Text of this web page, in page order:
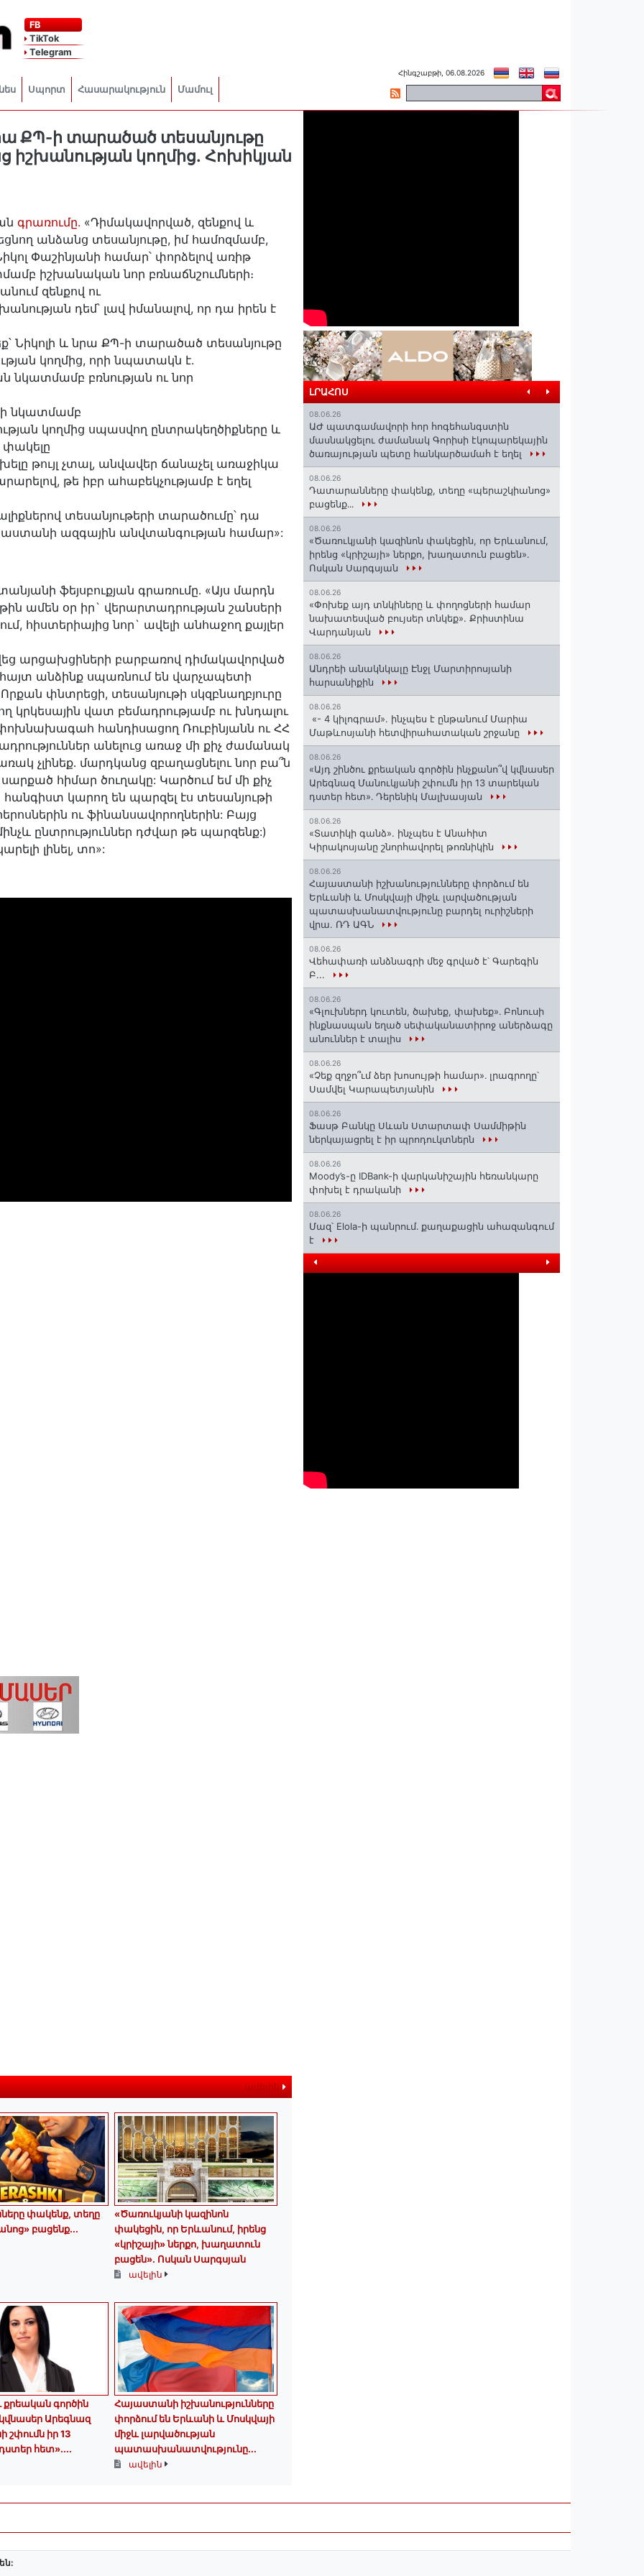
FB
TikTok
Telegram
Սպորտ Հասարակություն Մամուլ
Հինգշաբթի, 06.08.2026
ՔՊ-ի տարածած տեսանյութը
իշխանության կողմից․ Հոխիկյան
գրառումը. «Դիմակավորված, զենքով և
անձանց տեսանյութը, իմ համոզմամբ,
Փաշինյանի համար՝ փորձելով առիթ
իշխանական նոր բռնաճնշումների։
զենքով ու
դեմ՝ լավ իմանալով, որ դա իրեն է
Նիկոլի և նրա ՔՊ-ի տարածած տեսանյութը
կողմից, որի նպատակն է.
նկատմամբ բռնության ու նոր
նկատմամբ
կողմից սպասվող ընտրակեղծիքները և
թույլ չտալ, անվավեր ճանաչել առաջիկա
թե իբր ահաբեկչությամբ է եղել
տեսանյութերի տարածումը՝ դա
ազգային անվտանգության համար»:
ֆեյսբուքյան գրառումը․ «Այս մարդն
ամեն օր իր` վերարտադրության շանսերի
հիստերիայից նոր` ավելի անհաջող քայլեր
արցախցիների բարբառով դիմակավորված
անձինք սպառնում են վարչապետի
փնտրեցի, տեսանյութի սկզբնաղբյուրը
կրկեսային վատ բեմադրությամբ ու խնդալու
հանդիսացող Ռուբինյանն ու ՀՀ
անելուց առաջ մի քիչ ժամանակ
չլինեք․ մարդկանց զբաղացնելու նոր բա՞ն
հիմար ծուղակը: Կարծում եմ մի քիչ
կարող են պարզել էս տեսանյութի
ու ֆինանսավորողներին: Բայց
ընտրություններ դժվար թե պարզենք:)
լինել, տո»:
ավելին
փակենք, տեղը
բացենք․․․
«Ծառուկյանի կազինոն
փակեցին, որ Երևանում, իրենց
«կրիշայի» ներքո, խաղատուն
բացեն»․ Ոսկան Սարգսյան
ավելին
քրեական գործին
Արեգնազ
շփումն իր 13
հետ»․...
Հայաստանի իշխանությունները
փորձում են Երևանի և Մոսկվայի
միջև լարվածության
պատասխանատվությունը...
ավելին
ԼՐԱՀՈՍ
08.06.26
ԱԺ պատգամավորի հոր հոգեհանգստին
մասնակցելու ժամանակ Գորիսի էկոպարեկային
ծառայության պետը հանկարծամահ է եղել
08.06.26
Դատարանները փակենք, տեղը «պերաշկիանոց»
բացենք․․․
08.06.26
«Ծառուկյանի կազինոն փակեցին, որ Երևանում,
իրենց «կրիշայի» ներքո, խաղատուն բացեն»․
Ոսկան Սարգսյան
08.06.26
«Փոխեք այդ տնկիները և փողոցների համար
նախատեսված բույսեր տնկեք». Քրիստինա
Վարդանյան
08.06.26
Անդրեի անակնկալը Էնջլ Մարտիրոսյանի
հարսանիքին
08.06.26
«- 4 կիլոգրամ». ինչպես է ընթանում Մարիա
Մաթևոսյանի հետվիրահատական շրջանը
08.06.26
«Այդ շինծու քրեական գործին ինչքանո՞վ կվնասեր
Արեգնազ Մանուկյանի շփումն իր 13 տարեկան
դստեր հետ»․ Դերենիկ Մալխասյան
08.06.26
«Տատիկի գանձ». ինչպես է Անահիտ
Կիրակոսյանը շնորհավորել թոռնիկին
08.06.26
Հայաստանի իշխանությունները փորձում են
Երևանի և Մոսկվայի միջև լարվածության
պատասխանատվությունը բարդել ուրիշների
վրա. ՌԴ ԱԳՆ
08.06.26
Վեհափառի անձնագրի մեջ գրված է՝ Գարեգին
Բ...
08.06.26
«Գլուխներդ կուտեն, ծախեք, փախեք»․ Բոնուսի
ինքնասպան եղած սեփականատիրոջ աներձագը
անուններ է տալիս
08.06.26
«Չեք զղջո՞ւմ ձեր խոսույթի համար»․ լրագրողը՝
Սամվել Կարապետյանին
08.06.26
Ֆասթ Բանկը Սևան Ստարտափ Սամմիթին
ներկայացրել է իր պրոդուկտներն
08.06.26
Moody’s-ը IDBank-ի վարկանիշային հեռանկարը
փոխել է դրականի
08.06.26
Մազ՝ Elola-ի պանրում․ քաղաքացին ահազանգում
է